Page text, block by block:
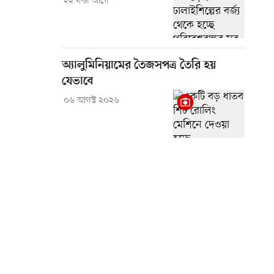
অ্যালুমিনিয়ামের তৈজসপত্র তৈরি হয়
যেভাবে
০৬ আগস্ট ২০২৬